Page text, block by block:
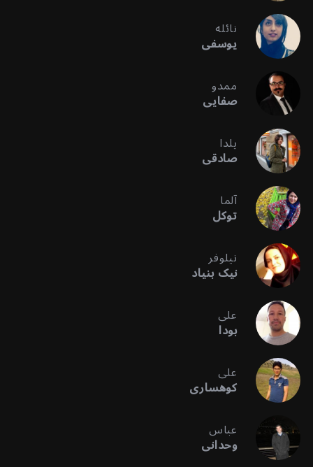
نائله
یوسفی
ممدو
صفایی
یلدا
صادقی
آلما
توکل
نیلوفر
نیک بنیاد
علی
بودا
علی
کوهساری
عباس
وحدانی